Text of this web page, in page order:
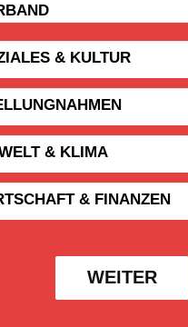
& KULTUR
& KLIMA
& FINANZEN
WEITER